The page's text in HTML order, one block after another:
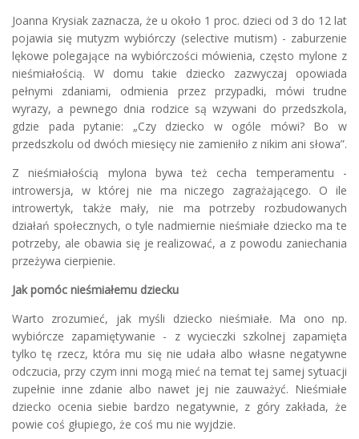
Joanna Krysiak zaznacza, że u około 1 proc. dzieci od 3 do 12 lat
pojawia się mutyzm wybiórczy (selective mutism) - zaburzenie
lękowe polegające na wybiórczości mówienia, często mylone z
nieśmiałością. W domu takie dziecko zazwyczaj opowiada
pełnymi zdaniami, odmienia przez przypadki, mówi trudne
wyrazy, a pewnego dnia rodzice są wzywani do przedszkola,
gdzie pada pytanie: „Czy dziecko w ogóle mówi? Bo w
przedszkolu od dwóch miesięcy nie zamieniło z nikim ani słowa”.
Z nieśmiałością mylona bywa też cecha temperamentu -
introwersja, w której nie ma niczego zagrażającego. O ile
introwertyk, także mały, nie ma potrzeby rozbudowanych
działań społecznych, o tyle nadmiernie nieśmiałe dziecko ma te
potrzeby, ale obawia się je realizować, a z powodu zaniechania
przeżywa cierpienie.
Jak pomóc nieśmiałemu dziecku
Warto zrozumieć, jak myśli dziecko nieśmiałe. Ma ono np.
wybiórcze zapamiętywanie - z wycieczki szkolnej zapamięta
tylko tę rzecz, która mu się nie udała albo własne negatywne
odczucia, przy czym inni mogą mieć na temat tej samej sytuacji
zupełnie inne zdanie albo nawet jej nie zauważyć. Nieśmiałe
dziecko ocenia siebie bardzo negatywnie, z góry zakłada, że
powie coś głupiego, że coś mu nie wyjdzie.